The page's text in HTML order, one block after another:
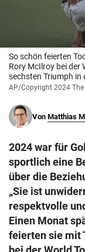
© Krone
Muthgasse 2,
So schön feierten
Rory McIlroy bei der
sechsten Triumph in
AP/Copyright 2024
Von Matthias
2024 war für
sportlich eine
über die
„Sie ist
respektvolle
Einen Monat
feierten sie mit